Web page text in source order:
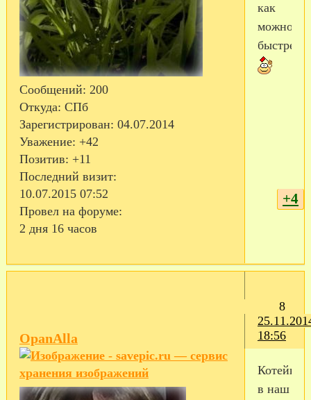
Сообщений: 200
Откуда: СПб
Зарегистрирован: 04.07.2014
Уважение: +42
Позитив: +11
Последний визит:
10.07.2015 07:52
Провел на форуме:
2 дня 16 часов
как
можно
быстрее
+4
8
18:56
OpanAlla
Котейку
в наш